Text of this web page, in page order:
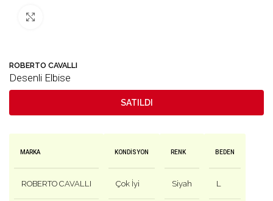
ROBERTO CAVALLI
Desenli Elbise
SATILDI
MARKA
ROBERTO CAVALLI
KONDISYON
Çok İyi
RENK
Siyah
BEDEN
L